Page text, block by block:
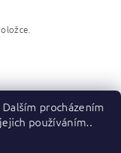
procházením
používáním..